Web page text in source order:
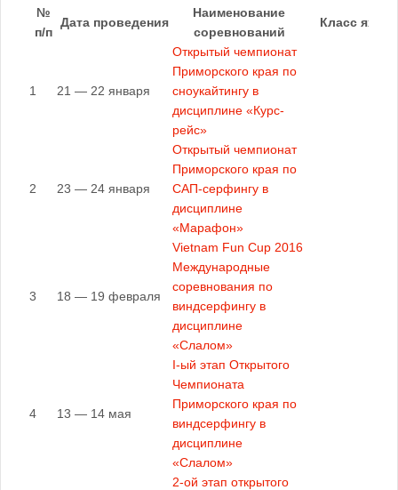
№
п/п
Дата проведения
Наименование
соревнований
Класс яхт
1 21 — 22 января
Открытый чемпионат
Приморского края по
сноукайтингу в
дисциплине «Курс-
рейс»
2 23 — 24 января
Открытый чемпионат
Приморского края по
САП-серфингу в
дисциплине
«Марафон»
3 18 — 19 февраля
Vietnam Fun Cup 2016
Международные
соревнования по
виндсерфингу в
дисциплине
«Слалом»
4 13 — 14 мая
I-ый этап Открытого
Чемпионата
Приморского края по
виндсерфингу в
дисциплине
«Слалом»
2-ой этап открытого